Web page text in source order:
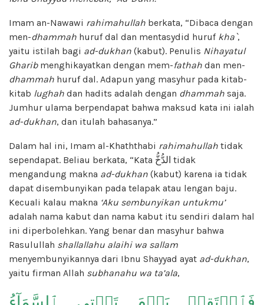
Imam an-Nawawi rahimahullah berkata, “Dibaca dengan
men-dhammah huruf dal dan mentasydid huruf kha`,
yaitu istilah bagi ad-dukhan (kabut). Penulis Nihayatul
Gharibmenghikayatkan dengan mem-fathah dan men-
dhammah huruf dal. Adapun yang masyhur pada kitab-
kitab lughah dan hadits adalah dengan dhammah saja.
Jumhur ulama berpendapat bahwa maksud kata ini ialah
ad-dukhan, dan itulah bahasanya.”
Dalam hal ini, Imam al-Khaththabi rahimahullah tidak
sependapat. Beliau berkata, “Kata الدُّخُّ tidak
mengandung makna ad-dukhan (kabut) karena ia tidak
dapat disembunyikan pada telapak atau lengan baju.
Kecuali kalau makna ‘Aku sembunyikan untukmu’
adalah nama kabut dan nama kabut itu sendiri dalam hal
ini diperbolehkan. Yang benar dan masyhur bahwa
Rasulullah shallallahu alaihi wa sallam
menyembunyikannya dari Ibnu Shayyad ayat ad-dukhan,
yaitu firman Allah subhanahu wa ta’ala,